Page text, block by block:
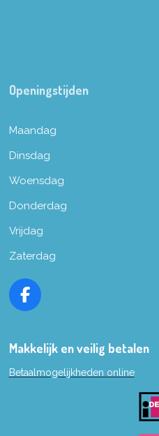
Openingstijden
Maandag
Dinsdag
Woensdag
Donderdag
Vrijdag
Zaterdag
F
e
o
Makkelijk en veilig betalen
Betaalmogelijkheden online